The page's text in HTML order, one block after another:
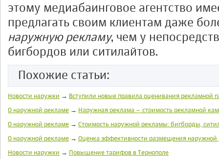
этому медиабаинговое агентство
предлагать своим клиентам даже
наружную рекламу, чем у
бигбордов или ситилайтов.
Похожие статьи:
Новости наружки → Вступили новые правила оценивания рекламной
О наружной рекламе → Наружная реклама – стоимость рекламной
О наружной рекламе → Стоимость наружной рекламы: бигборды,
О наружной рекламе → Оценка эффективности размещения
Новости наружки → Повышение тарифов в Тернополе